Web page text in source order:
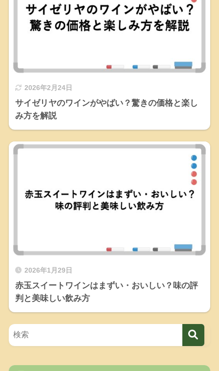
2026年2月24日
サイゼリヤのワインがやばい？驚きの価格と楽し
み方を解説
2026年1月29日
赤玉スイートワインはまずい・おいしい？味の評
判と美味しい飲み方